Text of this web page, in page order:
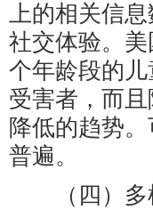
上的相关信
社交体验。
个年龄段的
受害者，而
降低的趋势
普遍。
（四）多